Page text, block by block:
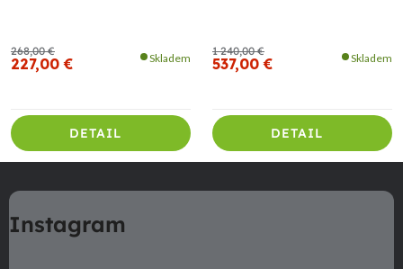
268,00 €
227,00 € Skladem
DETAIL
1 240,00 €
537,00 € Skladem
DETAIL
á
pInstagram